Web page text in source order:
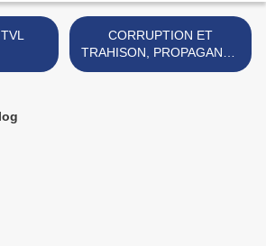
CORRUPTION ET
TRAHISON, PROPAGANDE
ET MENSONGE DE L’ÉTAT